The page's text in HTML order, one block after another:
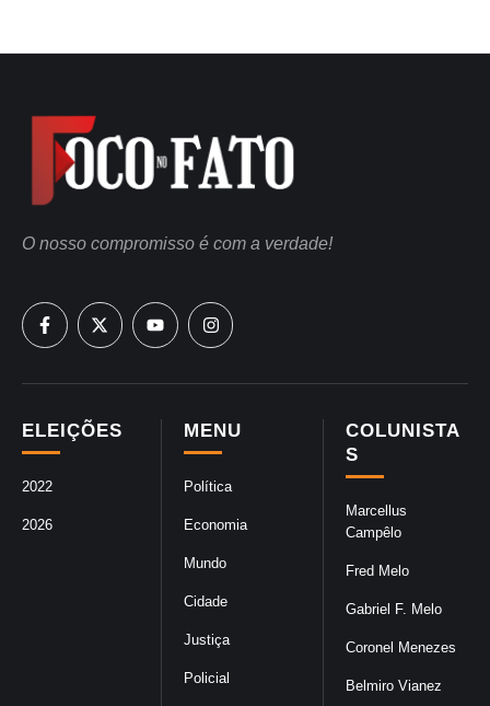
COLUNISTA
S
Marcellus
Campêlo
Fred Melo
Gabriel F. Melo
Coronel Menezes
Belmiro Vianez
MENU
Política
Economia
Mundo
Cidade
Justiça
Policial
ELEIÇÕES
2022
2026
O nosso compromisso é com a verdade!